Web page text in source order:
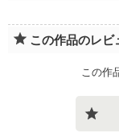
この作品のレビ
この作